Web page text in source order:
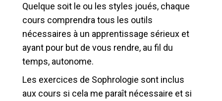
Quelque soit le ou les styles joués, chaque
cours comprendra tous les outils
nécessaires à un apprentissage sérieux et
ayant pour but de vous rendre, au fil du
temps, autonome.
Les exercices de Sophrologie sont inclus
aux cours si cela me paraît nécessaire et si